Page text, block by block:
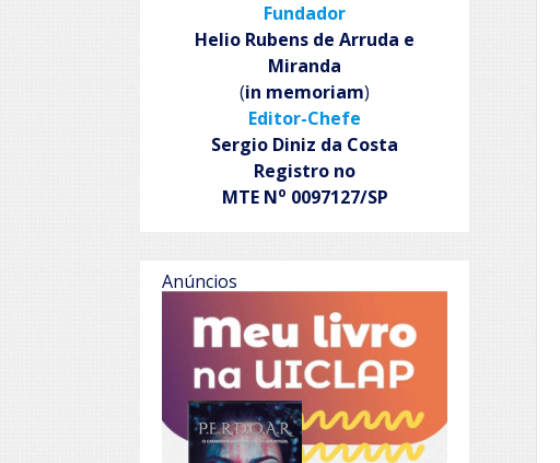
Fundador
Helio Rubens de Arruda e
Miranda
(in memoriam)
Editor-Chefe
Sergio Diniz da Costa
Registro no
MTE No 0097127/SP
Anúncios